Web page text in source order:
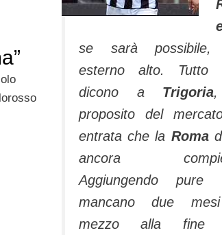
se sarà possi­bile,
esterno alto. Tutto
dicono a Trigoria
proposito del
en­trata che la Roma
ancora
Aggiungendo pure
mancano due
mezzo alla fine